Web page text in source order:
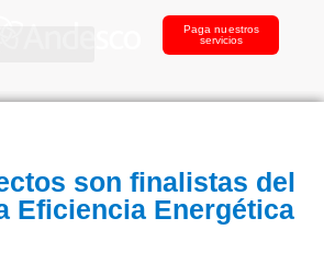
Paga nuestros
servicios
son finalistas del
Eficiencia Energética